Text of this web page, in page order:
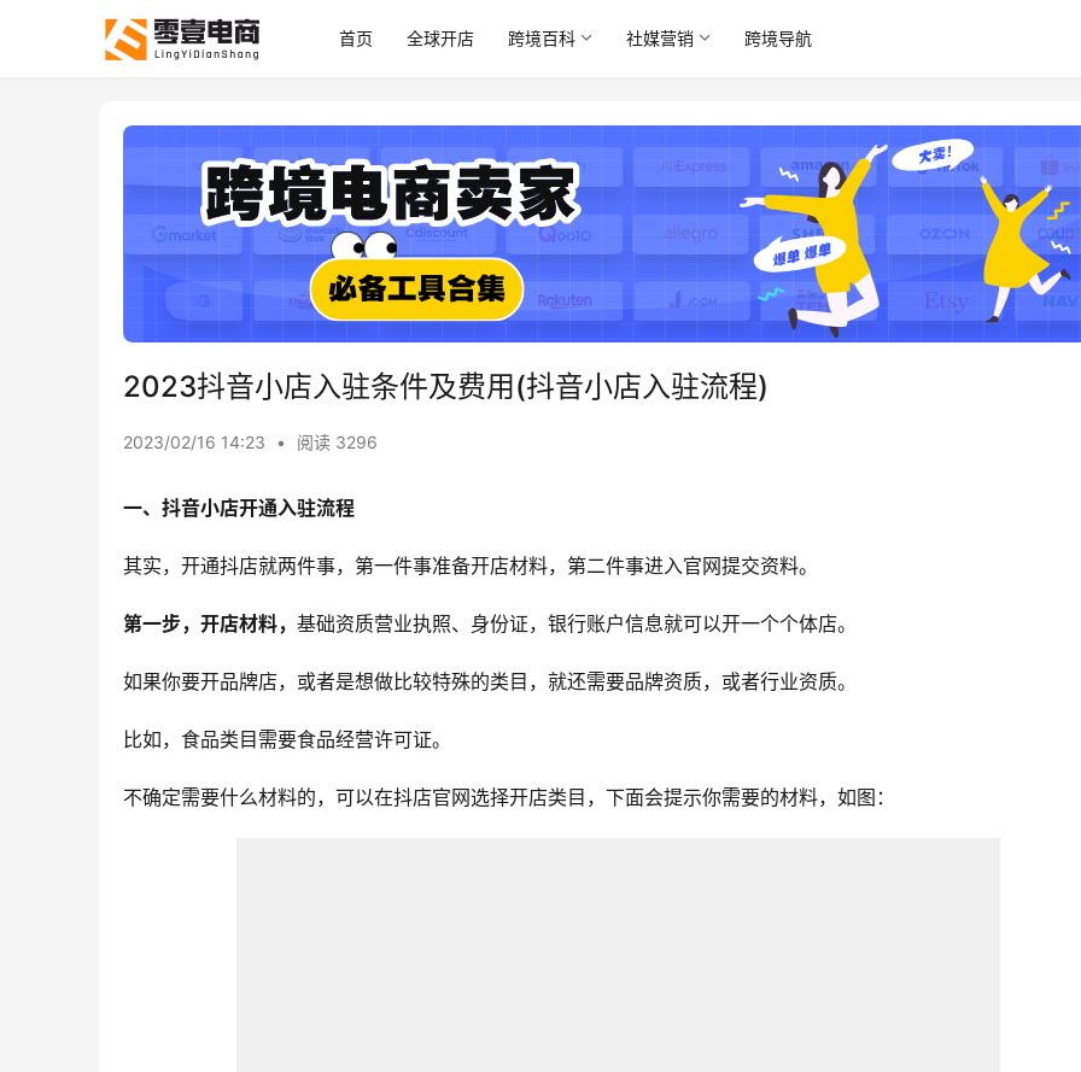
首页 全球开店 跨境百科 社媒营销 跨境导航
2023抖音小店入驻条件及费用(抖音小店入驻流程)
2023/02/16 14:23 • 阅读 3296
一、抖音小店开通入驻流程
其实，开通抖店就两件事，第一件事准备开店材料，第二件事进入官网提交资料。
第一步，开店材料， 基础资质营业执照、身份证，银行账户信息就可以开一个个体店。
如果你要开品牌店，或者是想做比较特殊的类目，就还需要品牌资质，或者行业资质。
比如，食品类目需要食品经营许可证。
不确定需要什么材料的，可以在抖店官网选择开店类目，下面会提示你需要的材料，如图：